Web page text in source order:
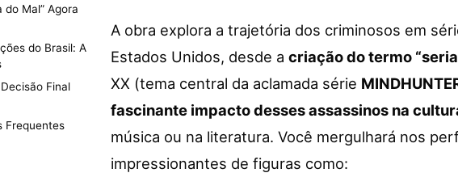
do Mal” Agora
do Brasil: A
Final
Frequentes
A obra explora a trajetória dos criminosos em
Estados Unidos, desde a criação do termo
XX (tema central da aclamada série
fascinante impacto desses assassinos na
música ou na literatura. Você mergulhará nos
impressionantes de figuras como: